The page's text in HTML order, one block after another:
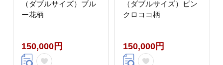
（ダブルサイズ）ブル
ー花柄
150,000円
（ダブルサイズ）ピン
クロココ柄
150,000円